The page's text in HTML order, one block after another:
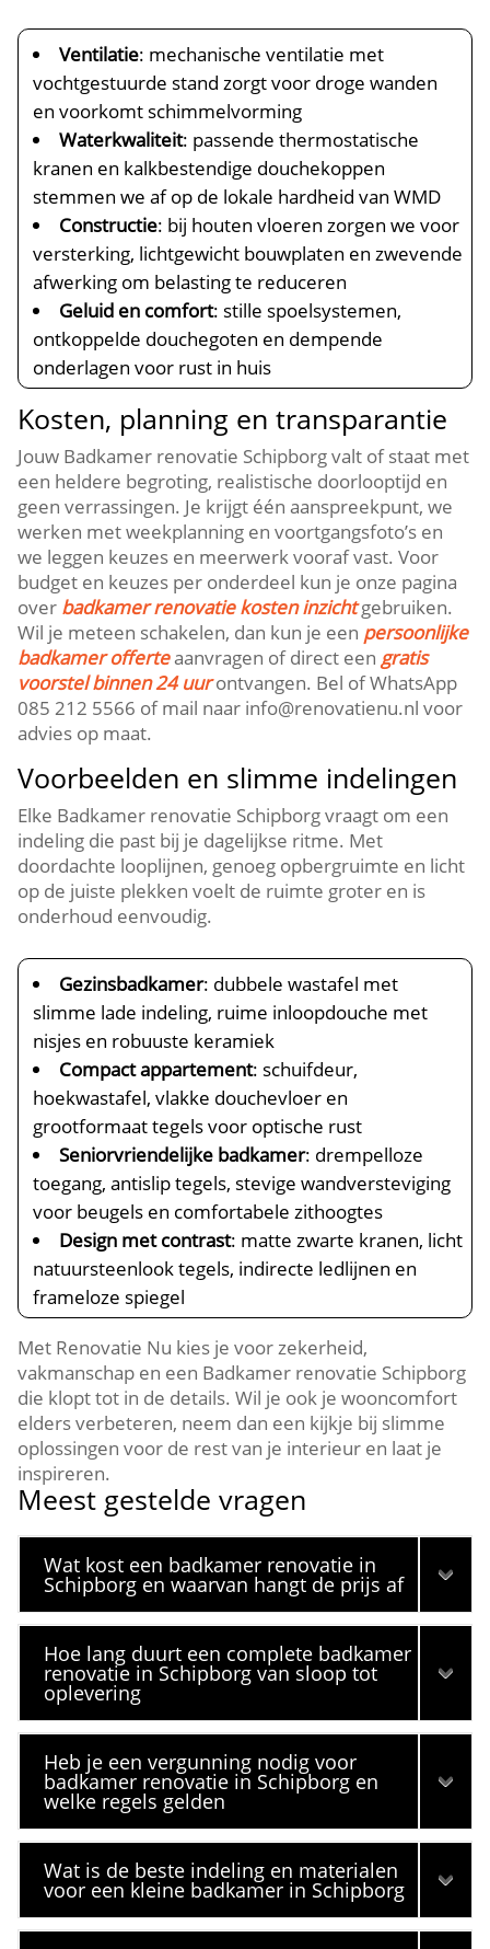
Ventilatie: mechanische ventilatie met
vochtgestuurde stand zorgt voor droge wanden
en voorkomt schimmelvorming
Waterkwaliteit: passende thermostatische
kranen en kalkbestendige douchekoppen
stemmen we af op de lokale hardheid van WMD
Constructie: bij houten vloeren zorgen we voor
versterking, lichtgewicht bouwplaten en zwevende
afwerking om belasting te reduceren
Geluid en comfort: stille spoelsystemen,
ontkoppelde douchegoten en dempende
onderlagen voor rust in huis
Kosten, planning en transparantie
Jouw Badkamer renovatie Schipborg valt of staat met
een heldere begroting, realistische doorlooptijd en
geen verrassingen. Je krijgt één aanspreekpunt, we
werken met weekplanning en voortgangsfoto’s en
we leggen keuzes en meerwerk vooraf vast. Voor
budget en keuzes per onderdeel kun je onze pagina
over badkamer renovatie kosten inzichtgebruiken.
Wil je meteen schakelen, dan kun je een persoonlijke
badkamer offerteaanvragen of direct een gratis
voorstel binnen 24 uurontvangen. Bel of WhatsApp
085 212 5566 of mail naar info@renovatienu.nl voor
advies op maat.
Voorbeelden en slimme indelingen
Elke Badkamer renovatie Schipborg vraagt om een
indeling die past bij je dagelijkse ritme. Met
doordachte looplijnen, genoeg opbergruimte en licht
op de juiste plekken voelt de ruimte groter en is
onderhoud eenvoudig.
Gezinsbadkamer: dubbele wastafel met
slimme lade indeling, ruime inloopdouche met
nisjes en robuuste keramiek
Compact appartement: schuifdeur,
hoekwastafel, vlakke douchevloer en
grootformaat tegels voor optische rust
Seniorvriendelijke badkamer: drempelloze
toegang, antislip tegels, stevige wandversteviging
voor beugels en comfortabele zithoogtes
Design met contrast: matte zwarte kranen, licht
natuursteenlook tegels, indirecte ledlijnen en
frameloze spiegel
Met Renovatie Nu kies je voor zekerheid,
vakmanschap en een Badkamer renovatie Schipborg
die klopt tot in de details. Wil je ook je wooncomfort
elders verbeteren, neem dan een kijkje bij slimme
oplossingen voor de rest van je interieur en laat je
inspireren.
Meest gestelde vragen
Wat kost een badkamer renovatie in
Schipborg en waarvan hangt de prijs af
Hoe lang duurt een complete badkamer
renovatie in Schipborg van sloop tot
oplevering
Heb je een vergunning nodig voor
badkamer renovatie in Schipborg en
welke regels gelden
Wat is de beste indeling en materialen
voor een kleine badkamer in Schipborg